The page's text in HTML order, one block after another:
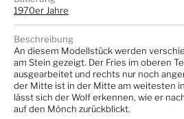
1970er Jahre
Beschreibung
An diesem Modellstück werden
am Stein gezeigt. Der Fries im oberen
ausgearbeitet und rechts nur noch
der Mitte ist in der Mitte am weitesten
lässt sich der Wolf erkennen, wie er
auf den Mönch zurückblickt.